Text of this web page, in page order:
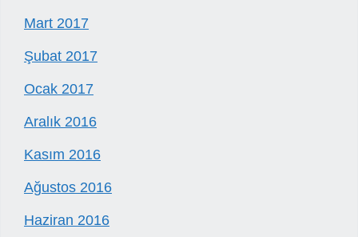
Mart 2017
Şubat 2017
Ocak 2017
Aralık 2016
Kasım 2016
Ağustos 2016
Haziran 2016